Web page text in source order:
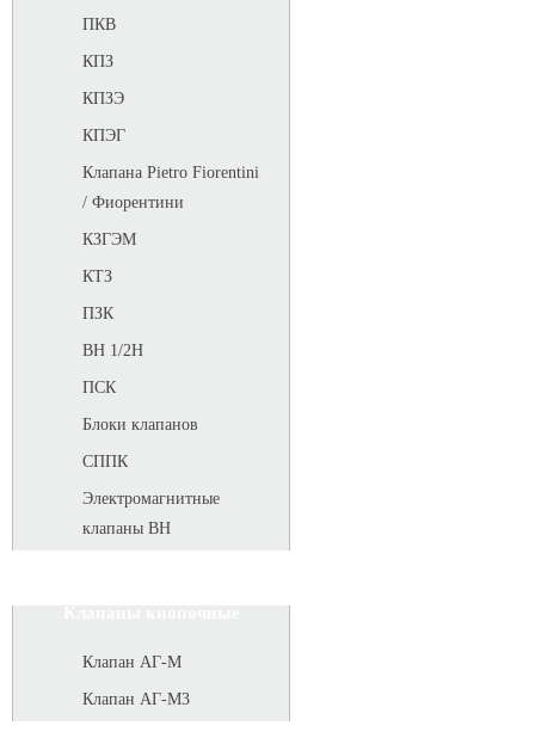
ПКВ
КПЗ
КПЗЭ
КПЭГ
Клапана Pietro Fiorentini
/ Фиорентини
КЗГЭМ
КТЗ
ПЗК
ВН 1/2Н
ПСК
Блоки клапанов
СППК
Электромагнитные
клапаны ВН
Клапан АГ-М
Клапан АГ-М3